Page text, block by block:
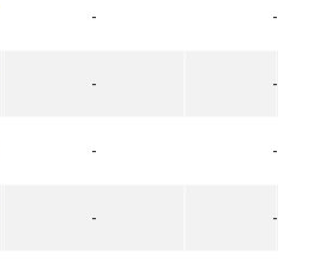
- -
- -
- -
- -